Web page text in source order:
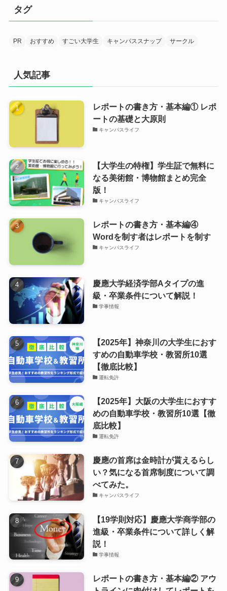
タグ
PR おすすめ すごい大学生 キャンパススナップ サークル
人気記事
レポートの書き方・基本編① レポ
ートの基礎と大原則
キャンパスライフ
【大学生の特権】学生証で無料に
なる美術館・博物館まとめ完全
版！
キャンパスライフ
レポートの書き方・基本編④
Wordを制す者はレポートを制す
キャンパスライフ
慶應大学経済学部Aタイプの進
級・卒業条件について解説！
学事情報
【2025年】神奈川の大学生におす
すめの自動車学校・教習所10選
【徹底比較】
運転免許
【2025年】大阪の大学生におすす
めの自動車学校・教習所10選【徹
底比較】
運転免許
慶應の首席は金時計が貰えるらし
い？気になる首席制度について調
べてみた。
キャンパスライフ
【19学則対応】慶應大学商学部の
進級・卒業条件について詳しく解
説！
学事情報
レポートの書き方・基本編② アウ